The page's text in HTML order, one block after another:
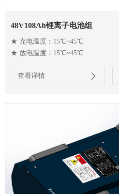
48V108Ah锂离子电池组
★ 充电温度：15℃~45℃
★ 放电温度：15℃~45℃
查看详情